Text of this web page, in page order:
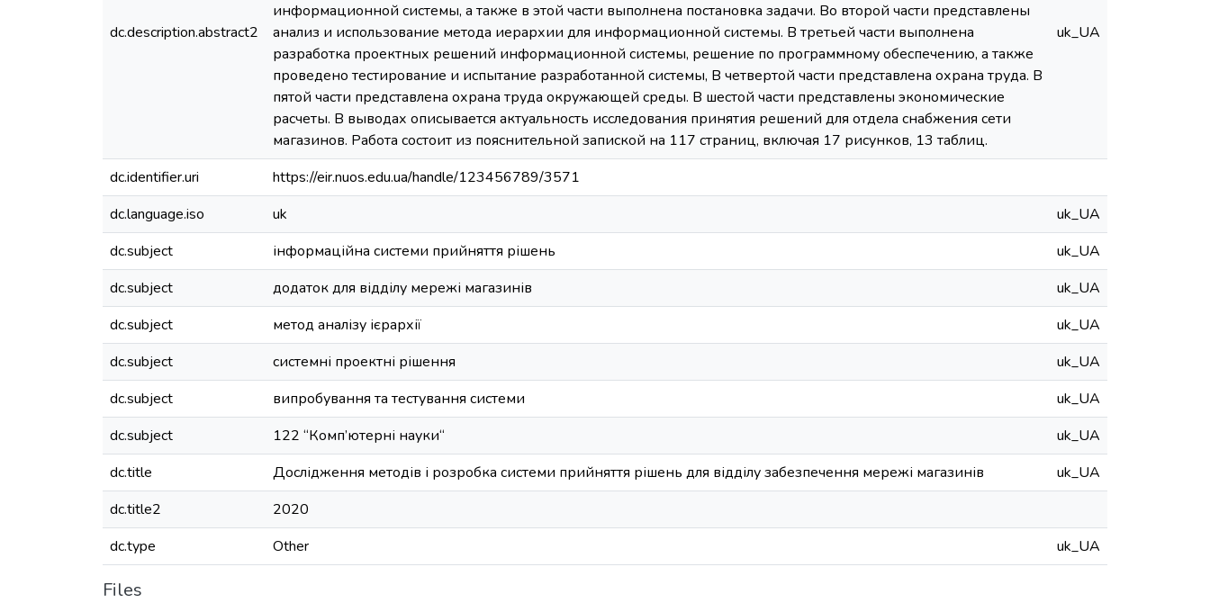
dc.description.abstract2
информационной системы, а также в этой части выполнена постановка задачи. Во второй части представлены
анализ и использование метода иерархии для информационной системы. В третьей части выполнена
разработка проектных решений информационной системы, решение по программному обеспечению, а также
проведено тестирование и испытание разработанной системы, В четвертой части представлена охрана труда. В
пятой части представлена охрана труда окружающей среды. В шестой части представлены экономические
расчеты. В выводах описывается актуальность исследования принятия решений для отдела снабжения сети
магазинов. Работа состоит из пояснительной запиской на 117 страниц, включая 17 рисунков, 13 таблиц.
uk_UA
dc.identifier.uri
https://eir.nuos.edu.ua/handle/123456789/3571
dc.language.iso
uk
uk_UA
dc.subject
інформаційна системи прийняття рішень
uk_UA
dc.subject
додаток для відділу мережі магазинів
uk_UA
dc.subject
метод аналізу ієрархії
uk_UA
dc.subject
системні проектні рішення
uk_UA
dc.subject
випробування та тестування системи
uk_UA
dc.subject
122 “Комп’ютерні науки“
uk_UA
dc.title
Дослідження методів і розробка системи прийняття рішень для відділу забезпечення мережі магазинів
uk_UA
dc.title2
2020
dc.type
Other uk_UA
Files